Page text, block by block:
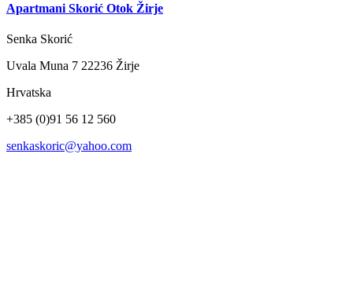
Apartmani Skorić Otok Žirje
Senka Skorić
Uvala Muna 7 22236 Žirje
Hrvatska
+385 (0)91 56 12 560
senkaskoric@yahoo.com